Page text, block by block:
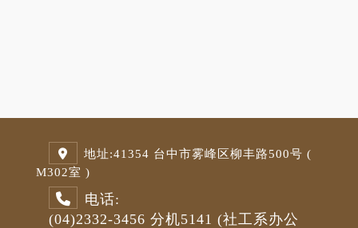
地址:41354 台中市雾峰区柳丰路500号 (
M302室 )
电话:
(04)2332-3456 分机5141 (社工系办公